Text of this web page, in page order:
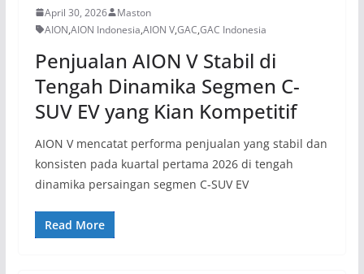
April 30, 2026
Maston
AION,AION Indonesia,AION V,GAC,GAC Indonesia
Penjualan AION V Stabil di
Tengah Dinamika Segmen C-
SUV EV yang Kian Kompetitif
AION V mencatat performa penjualan yang stabil dan
konsisten pada kuartal pertama 2026 di tengah
dinamika persaingan segmen C-SUV EV
Read More